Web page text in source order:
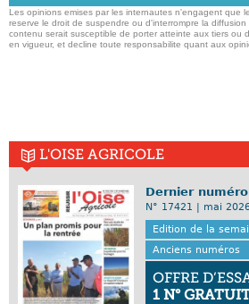
Les opinions emises par les internautes n'engagent que
reserve le droit de suspendre ou d'interrompre la
contenu serait susceptible de porter atteinte aux tiers ou
en vigueur, et decline toute responsabilite quant aux
L'OISE AGRICOLE
Dernier numéro
N° 17421 | mai
Edition de la
Anciens numéros
OFFRE
1 N°